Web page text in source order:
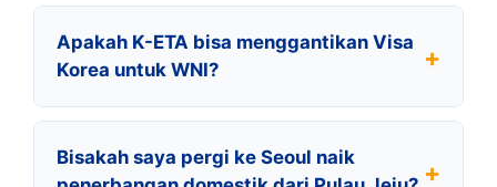
Apakah K-ETA bisa menggantikan Visa
Korea untuk WNI?
Bisakah saya pergi ke Seoul naik